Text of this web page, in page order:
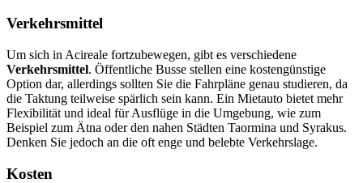
Verkehrsmittel
Um sich in Acireale fortzubewegen, gibt es verschiedene
Verkehrsmittel. Öffentliche Busse stellen eine kostengünstige
Option dar, allerdings sollten Sie die Fahrpläne genau studieren, da
die Taktung teilweise spärlich sein kann. Ein Mietauto bietet mehr
Flexibilität und ideal für Ausflüge in die Umgebung, wie zum
Beispiel zum Ätna oder den nahen Städten Taormina und Syrakus.
Denken Sie jedoch an die oft enge und belebte Verkehrslage.
Kosten